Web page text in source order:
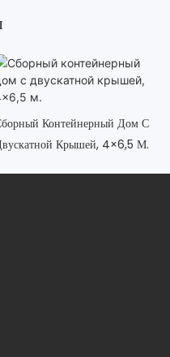
Контейнерный Дом С
Крышей, 4×6,5 М.